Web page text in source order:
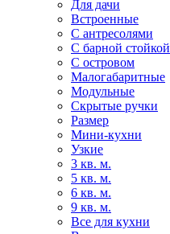
Для дачи
Встроенные
С антресолями
С барной стойкой
С островом
Малогабаритные
Модульные
Скрытые ручки
Размер
Мини-кухни
Узкие
3 кв. м.
5 кв. м.
6 кв. м.
9 кв. м.
Все для кухни